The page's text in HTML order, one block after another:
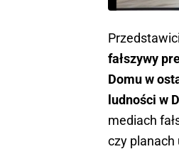
fałszywy
Domu w
ludności w
mediach
czy planach